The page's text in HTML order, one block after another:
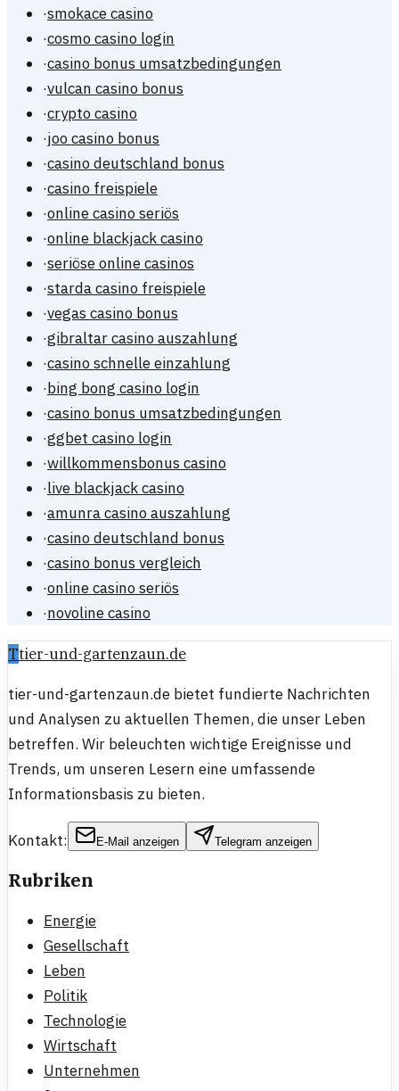
·smokace casino
·cosmo casino login
·casino bonus umsatzbedingungen
·vulcan casino bonus
·crypto casino
·joo casino bonus
·casino deutschland bonus
·casino freispiele
·online casino seriös
·online blackjack casino
·seriöse online casinos
·starda casino freispiele
·vegas casino bonus
·gibraltar casino auszahlung
·casino schnelle einzahlung
·bing bong casino login
·casino bonus umsatzbedingungen
·ggbet casino login
·willkommensbonus casino
·live blackjack casino
·amunra casino auszahlung
·casino deutschland bonus
·casino bonus vergleich
·online casino seriös
·novoline casino
Ttier-und-gartenzaun.de
tier-und-gartenzaun.de bietet fundierte Nachrichten
und Analysen zu aktuellen Themen, die unser Leben
betreffen. Wir beleuchten wichtige Ereignisse und
Trends, um unseren Lesern eine umfassende
Informationsbasis zu bieten.
Kontakt: E-Mail anzeigen Telegram anzeigen
Rubriken
Energie
Gesellschaft
Leben
Politik
Technologie
Wirtschaft
Unternehmen